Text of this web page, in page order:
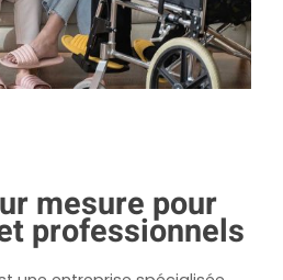
mesure pour
professionnels